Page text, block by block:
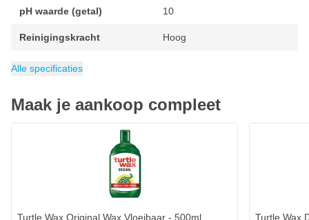
Super schuimend
veilig te gebruiken op alles
pH waarde (getal) 10
Reinigingskracht Hoog
pH waarde
Geschikt als Snowfoam
Inhoud 1.42 liter
Verpakking
Concentratie
Geschikt voor
Categorie
Alle specificaties
Maak je aankoop compleet
Turtle Wax Original Wax Vloeibaar - 500ml Turtle Wax